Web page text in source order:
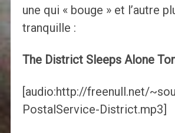
une qui « bouge » et l’autre
tranquille :
The District Sleeps Alone
[audio:http://freenull.net/
PostalService-District.mp3]